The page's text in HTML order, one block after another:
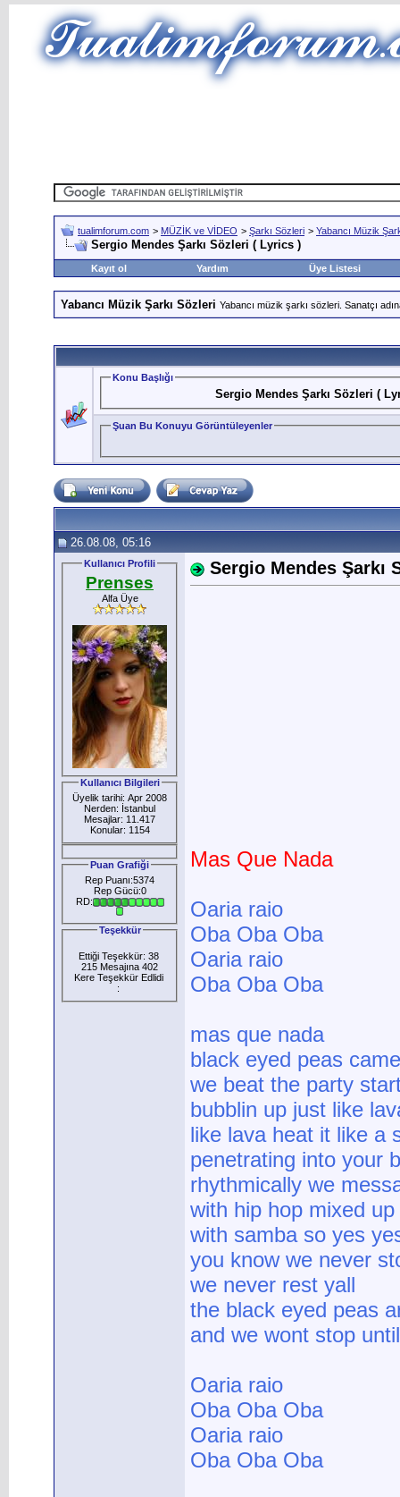
tualimforum.com > MÜZİK ve VİDEO > Şarkı Sözleri > Yabancı Müzik
Sergio Mendes Şarkı Sözleri ( Lyrics )
Kayıt ol Yardım Üye Listesi
Yabancı Müzik Şarkı Sözleri Yabancı müzik şarkı sözleri. Sanatçı
Konu Başlığı
Sergio Mendes Şarkı Sözleri (
Şuan Bu Konuyu Görüntüleyenler
26.08.08, 05:16
Kullanıcı Profili
Prenses
Alfa Üye
Kullanıcı Bilgileri
Üyelik tarihi: Apr 2008
Nerden: İstanbul
Mesajlar: 11.417
Konular: 1154
Puan Grafiği
Rep Puanı:5374
Rep Gücü:0
RD:
Teşekkür
Ettiği Teşekkür: 38
215 Mesajına 402
Kere Teşekkür Edlidi
:
Sergio Mendes Şarkı
Mas Que Nada
Oaria raio
Oba Oba Oba
Oaria raio
Oba Oba Oba
mas que nada
black eyed peas
we beat the party
bubblin up just like
like lava heat it like a
penetrating into your
rhythmically we
with hip hop mixed
with samba so yes
you know we never
we never rest yall
the black eyed peas
and we wont stop
Oaria raio
Oba Oba Oba
Oaria raio
Oba Oba Oba